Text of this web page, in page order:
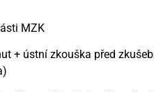
MZK
+ ústní zkouška před